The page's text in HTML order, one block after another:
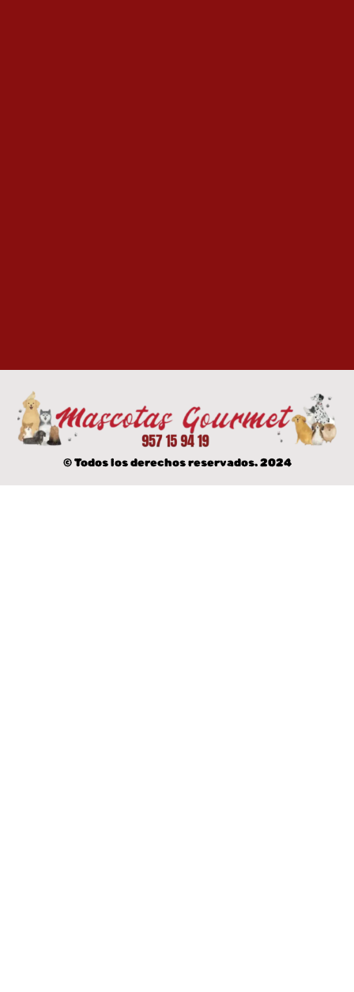
© Todos los derechos reservados. 2024